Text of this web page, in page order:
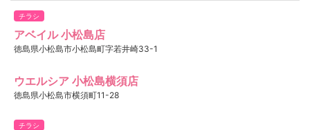
チラシ
アベイル 小松島店
徳島県小松島市小松島町字若井崎33-1
ウエルシア 小松島横須店
徳島県小松島市横須町11-28
チラシ